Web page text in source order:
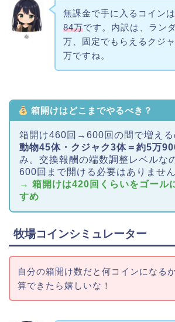
奏
無課金で手に入るコインは
84万です。内訳は、ラン
万、固定でもらえるクジ
万ですね。
箱開けはどこまでやるべき？
箱開け460回→600回の間で増える
動物45体・クジャク3体＝約5万
み。交換報酬の端数調整レベルな
600回まで開ける必要はありません
→ 箱開けは420回くらいをゴール
すめ
牧場コインシミュレーター
自分の箱開け数だと何コインになる
算できたら嬉しいな！